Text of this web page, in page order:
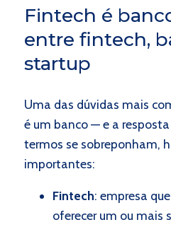
Fintech é
entre fintech,
startup
Uma das dúvidas mais
é um banco — e a
termos se sobreponham,
importantes:
Fintech: empresa
oferecer um ou mais